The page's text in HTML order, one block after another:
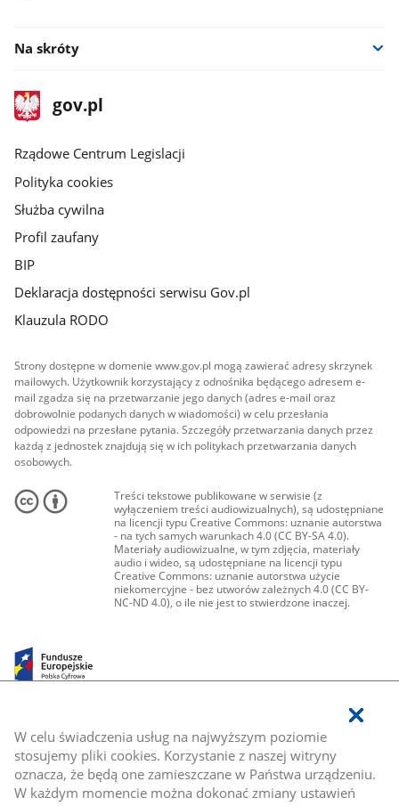
W celu świadczenia usług na najwyższym poziomie
stosujemy pliki cookies. Korzystanie z naszej witryny
oznacza, że będą one zamieszczane w Państwa urządzeniu.
W każdym momencie można dokonać zmiany ustawień
Na skróty
stopka
gov.plStrona
gov.pl
Rządowe Centrum Legislacji
Polityka cookies
Służba cywilna
Profil zaufany
BIP
Deklaracja dostępności serwisu Gov.pl
Klauzula RODO
Strony dostępne w domenie www.gov.pl mogą zawierać adresy skrzynek
mailowych. Użytkownik korzystający z odnośnika będącego adresem e-
mail zgadza się na przetwarzanie jego danych (adres e-mail oraz
dobrowolnie podanych danych w wiadomości) w celu przesłania
odpowiedzi na przesłane pytania. Szczegóły przetwarzania danych przez
każdą z jednostek znajdują się w ich politykach przetwarzania danych
osobowych.
Treści tekstowe publikowane w serwisie (z
wyłączeniem treści audiowizualnych), są udostępniane
na licencji typu Creative Commons: uznanie autorstwa
- na tych samych warunkach 4.0 (CC BY-SA 4.0).
Materiały audiowizualne, w tym zdjęcia, materiały
audio i wideo, są udostępniane na licencji typu
Creative Commons: uznanie autorstwa użycie
niekomercyjne - bez utworów zależnych 4.0 (CC BY-
NC-ND 4.0), o ile nie jest to stwierdzone inaczej.